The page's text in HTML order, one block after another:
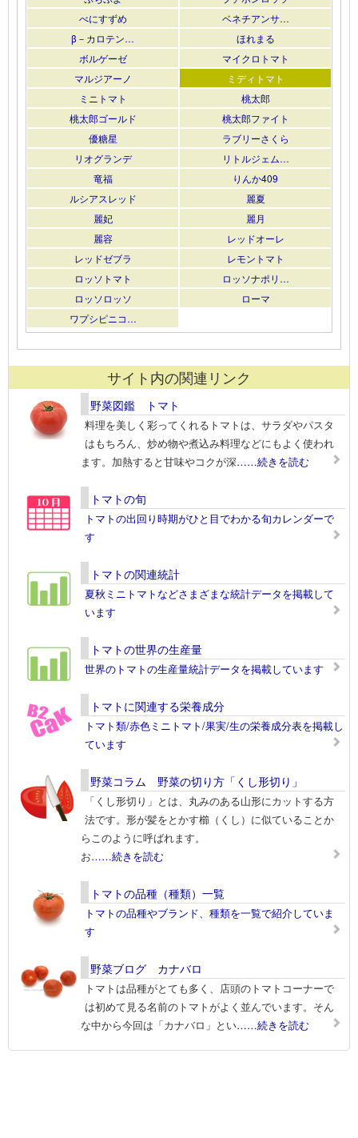
べにすずめ
ベネチアンサ…
β－カロテン…
ほれまる
ボルゲーゼ
マイクロトマト
マルジアーノ
ミディトマト
ミニトマト
桃太郎
桃太郎ゴールド
桃太郎ファイト
優糖星
ラブリーさくら
リオグランデ
リトルジェム…
竜福
りんか409
ルシアスレッド
麗夏
麗妃
麗月
麗容
レッドオーレ
レッドゼブラ
レモントマト
ロッソトマト
ロッソナポリ…
ロッソロッソ
ローマ
ワプシピニコ…
サイト内の関連リンク
野菜図鑑 トマト
料理を美しく彩ってくれるトマトは、サラダやパスタ
はもちろん、炒め物や煮込み料理などにもよく使われ
ます。加熱すると甘味やコクが深……続きを読む
トマトの旬
トマトの出回り時期がひと目でわかる旬カレンダーで
す
トマトの関連統計
夏秋ミニトマトなどさまざまな統計データを掲載して
います
トマトの世界の生産量
世界のトマトの生産量統計データを掲載しています
トマトに関連する栄養成分
トマト類/赤色ミニトマト/果実/生の栄養成分表を掲載し
ています
野菜コラム 野菜の切り方「くし形切り」
「くし形切り」とは、丸みのある山形にカットする方
法です。形が髪をとかす櫛（くし）に似ていることか
らこのように呼ばれます。
お……続きを読む
トマトの品種（種類）一覧
トマトの品種やブランド、種類を一覧で紹介していま
す
野菜ブログ カナバロ
トマトは品種がとても多く、店頭のトマトコーナーで
は初めて見る名前のトマトがよく並んでいます。そん
な中から今回は「カナバロ」とい……続きを読む